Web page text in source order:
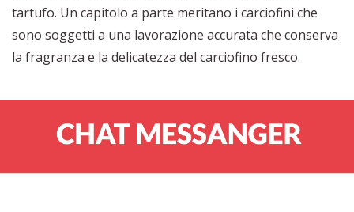
tartufo. Un capitolo a parte meritano i carciofini che
sono soggetti a una lavorazione accurata che conserva
la fragranza e la delicatezza del carciofino fresco.